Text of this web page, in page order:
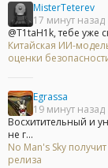
MisterTeterev
17 минут назад
@T1taH1k, тебе уже
Китайская ИИ-
оценки
Egrassa
19 минут назад
Восхитительный и
не г...
No Man's Sky
релиза